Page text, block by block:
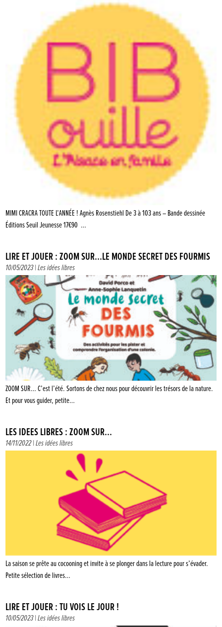
MIMI CRACRA TOUTE L’ANNÉE ! Agnès Rosenstiehl De 3 à 103 ans – Bande dessinée
Éditions Seuil Jeunesse 17€90 …
LIRE ET JOUER : ZOOM SUR…LE MONDE SECRET DES FOURMIS
10/05/2023 |Les idées libres
ZOOM SUR… C’est l’été. Sortons de chez nous pour découvrir les trésors de la nature.
Et pour vous guider, petite…
LES IDÉES LIBRES : ZOOM SUR…
14/11/2022 |Les idées libres
La saison se prête au cocooning et invite à se plonger dans la lecture pour s’évader.
Petite sélection de livres…
LIRE ET JOUER : TU VOIS LE JOUR !
10/05/2023 |Les idées libres